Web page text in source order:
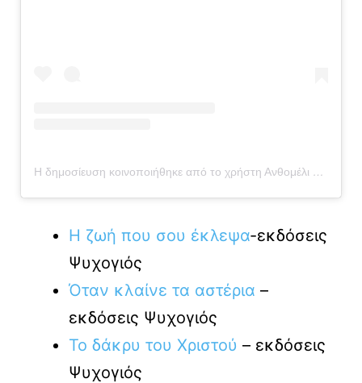
Η δημοσίευση κοινοποιήθηκε από το χρήστη Ανθομέλι by Kathy and Callie (@anthomeli)
Η ζωή που σου έκλεψα-εκδόσεις
Ψυχογιός
Όταν κλαίνε τα αστέρια –
εκδόσεις Ψυχογιός
Το δάκρυ του Χριστού – εκδόσεις
Ψυχογιός